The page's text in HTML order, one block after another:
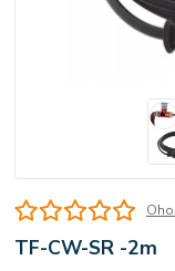
TF-CW-SR -2m